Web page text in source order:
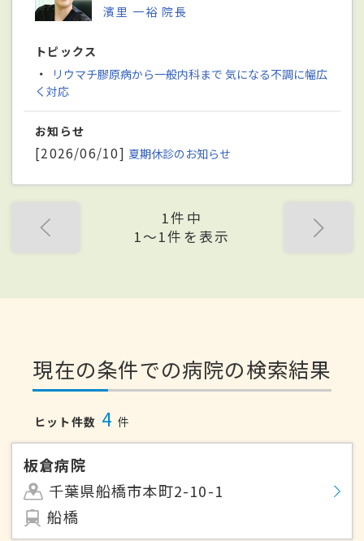
濱里 一裕 院長
トピックス
・
リウマチ膠原病から一般内科まで 気になる不調に幅広
く対応
お知らせ
[2026/06/10] 夏期休診のお知らせ
1件中
1〜1件を表示
現在の条件での病院の検索結果
ヒット件数 4 件
板倉病院
千葉県船橋市本町2-10-1
船橋